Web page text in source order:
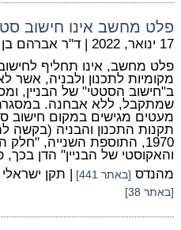
פלט מחשב אינו חישוב
17 ינואר, 2022 | ד"ר אברהם
פלט מחשב, אינו תחליף
מקומיות לתכנון ולבניה, אשר
ב"חישוב הסטטי" של הבניין,
שמתקבל, ללא אבחנה. במסגרת
מעטים מגישים במקום חישוב
תקנות התכנון והבניה (בקשה
1970, התוספת השנייה, "חלק
והאקוסטי של הבניין" הדן
מהנדס [באתר 441] | תקן ישראלי
[באתר 38]